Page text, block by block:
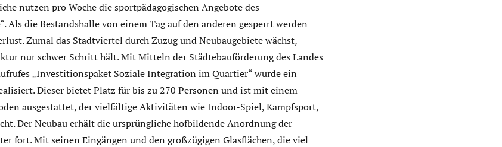
nutzen pro Woche die sportpädagogischen Angebote des
Als die Bestandshalle von einem Tag auf den anderen gesperrt werden
Zumal das Stadtviertel durch Zuzug und Neubaugebiete wächst,
nur schwer Schritt hält. Mit Mitteln der Städtebauförderung des Landes
„Investitionspaket Soziale Integration im Quartier“ wurde ein
Dieser bietet Platz für bis zu 270 Personen und ist mit einem
ausgestattet, der vielfältige Aktivitäten wie Indoor-Spiel, Kampfsport,
Der Neubau erhält die ursprüngliche hofbildende Anordnung der
fort. Mit seinen Eingängen und den großzügigen Glasflächen, die viel